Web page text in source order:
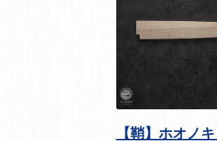
【鞘】ホオノ